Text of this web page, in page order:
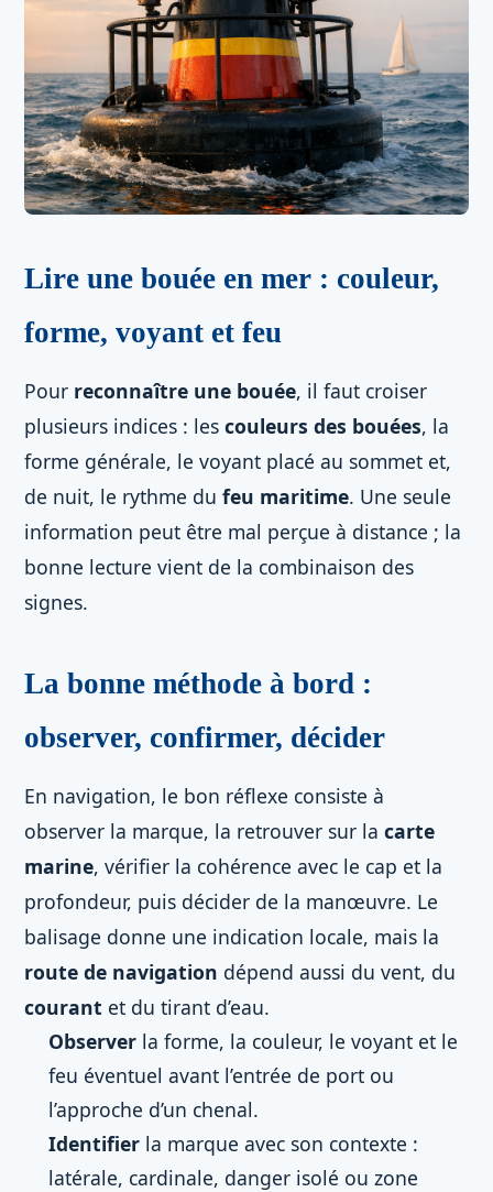
Lire une bouée en mer : couleur,
forme, voyant et feu
Pour reconnaître une bouée, il faut croiser
plusieurs indices : les couleurs des bouées, la
forme générale, le voyant placé au sommet et,
de nuit, le rythme du feu maritime. Une seule
information peut être mal perçue à distance ; la
bonne lecture vient de la combinaison des
signes.
La bonne méthode à bord :
observer, confirmer, décider
En navigation, le bon réflexe consiste à
observer la marque, la retrouver sur la carte
marine, vérifier la cohérence avec le cap et la
profondeur, puis décider de la manœuvre. Le
balisage donne une indication locale, mais la
route de navigation dépend aussi du vent, du
courant et du tirant d’eau.
Observer la forme, la couleur, le voyant et le
feu éventuel avant l’entrée de port ou
l’approche d’un chenal.
Identifier la marque avec son contexte :
latérale, cardinale, danger isolé ou zone